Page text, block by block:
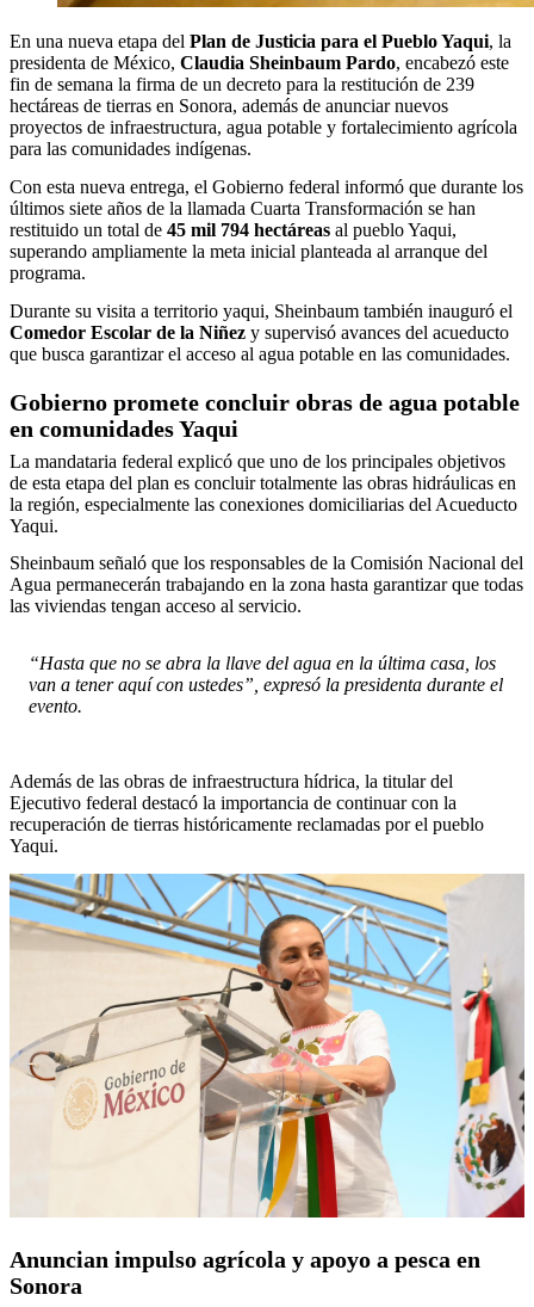
En una nueva etapa del Plan de Justicia para el Pueblo Yaqui, la
presidenta de México, Claudia Sheinbaum Pardo, encabezó este
fin de semana la firma de un decreto para la restitución de 239
hectáreas de tierras en Sonora, además de anunciar nuevos
proyectos de infraestructura, agua potable y fortalecimiento agrícola
para las comunidades indígenas.
Con esta nueva entrega, el Gobierno federal informó que durante los
últimos siete años de la llamada Cuarta Transformación se han
restituido un total de 45 mil 794 hectáreas al pueblo Yaqui,
superando ampliamente la meta inicial planteada al arranque del
programa.
Durante su visita a territorio yaqui, Sheinbaum también inauguró el
Comedor Escolar de la Niñez y supervisó avances del acueducto
que busca garantizar el acceso al agua potable en las comunidades.
Gobierno promete concluir obras de agua potable
en comunidades Yaqui
La mandataria federal explicó que uno de los principales objetivos
de esta etapa del plan es concluir totalmente las obras hidráulicas en
la región, especialmente las conexiones domiciliarias del Acueducto
Yaqui.
Sheinbaum señaló que los responsables de la Comisión Nacional del
Agua permanecerán trabajando en la zona hasta garantizar que todas
las viviendas tengan acceso al servicio.
“Hasta que no se abra la llave del agua en la última casa, los
van a tener aquí con ustedes”, expresó la presidenta durante el
evento.
Además de las obras de infraestructura hídrica, la titular del
Ejecutivo federal destacó la importancia de continuar con la
recuperación de tierras históricamente reclamadas por el pueblo
Yaqui.
Anuncian impulso agrícola y apoyo a pesca en
Sonora